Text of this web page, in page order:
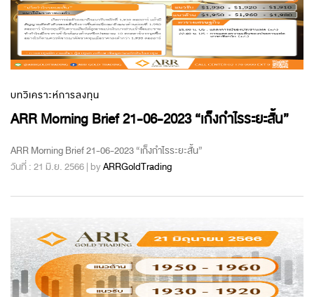
บทวิเคราะห์การลงทุน
ARR Morning Brief 21-06-2023 “เก็งกำไรระยะสั้น”
ARR Morning Brief 21-06-2023 “เก็งกำไรระยะสั้น”
วันที่ : 21 มิ.ย. 2566 | byARRGoldTrading